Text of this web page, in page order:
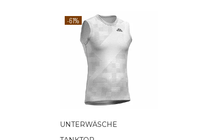
-61%
UNTERWÄSCHE